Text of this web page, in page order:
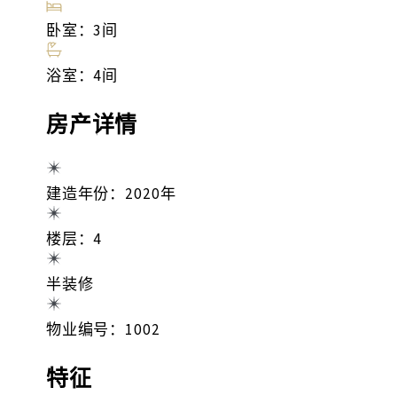
卧室：3间
浴室：4间
房产详情
建造年份：2020年
楼层：4
半装修
物业编号：1002
特征